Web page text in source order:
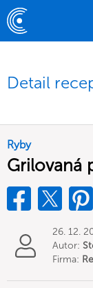
Detail
Ryby
Grilovaná
26. 12.
Autor:
Firma: